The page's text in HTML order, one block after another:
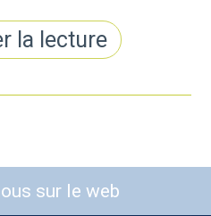
la lecture
sur le web